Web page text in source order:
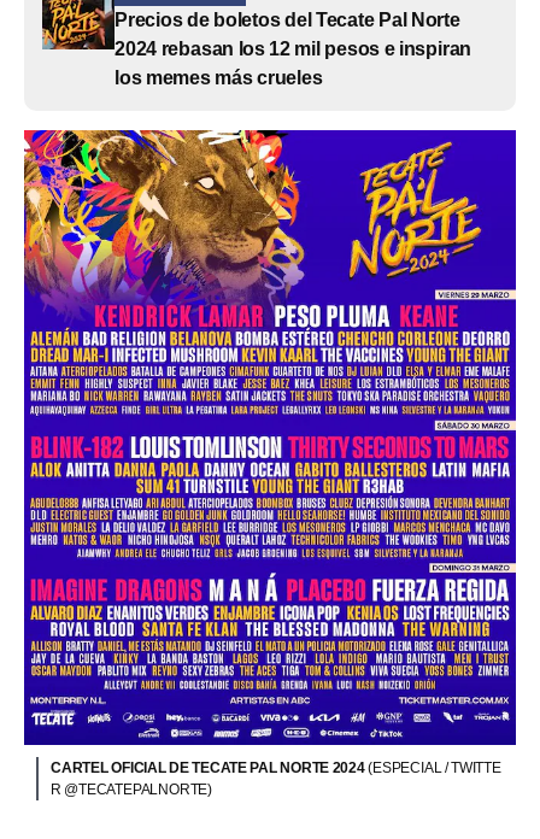
Precios de boletos del Tecate Pal Norte
2024 rebasan los 12 mil pesos e inspiran
los memes más crueles
CARTEL OFICIAL DE TECATE PAL NORTE 2024(ESPECIAL / TWITTE
R @TECATEPALNORTE)